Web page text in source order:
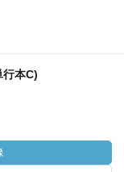
行本C)